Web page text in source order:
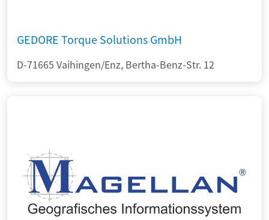
GEDORE Torque Solutions GmbH
D-71665 Vaihingen/Enz, Bertha-Benz-Str. 12